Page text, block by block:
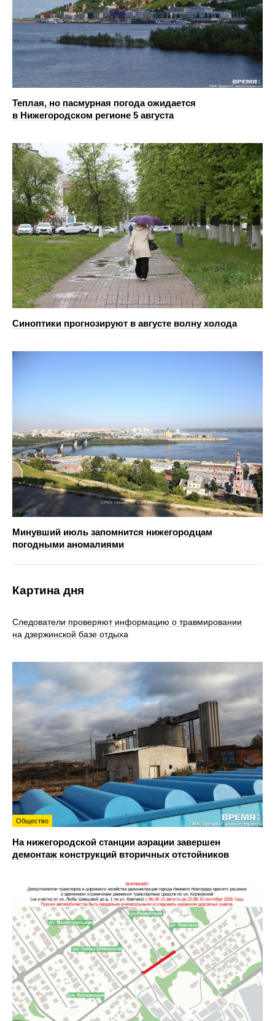
Теплая, но пасмурная погода ожидается
в Нижегородском регионе 5 августа
Синоптики прогнозируют в августе волну холода
Минувший июль запомнится нижегородцам
погодными аномалиями
Картина дня
Следователи проверяют информацию о травмировании
на дзержинской базе отдыха
Общество
На нижегородской станции аэрации завершен
демонтаж конструкций вторичных отстойников